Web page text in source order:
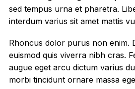
sed tempus urna et pharetra.
interdum varius sit amet mattis
Rhoncus dolor purus non enim.
euismod quis viverra nibh cras.
augue eget arcu dictum varius
morbi tincidunt ornare massa